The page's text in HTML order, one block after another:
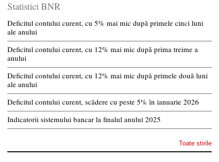
Statistici BNR
Deficitul contului curent, cu 5% mai mic după primele cinci luni
ale anului
Deficitul contului curent, cu 12% mai mic după prima treime a
anului
Deficitul contului curent, cu 12% mai mic după primele două luni
ale anului
Deficitul contului curent, scădere cu peste 5% în ianuarie 2026
Indicatorii sistemului bancar la finalul anului 2025
Toate stirile